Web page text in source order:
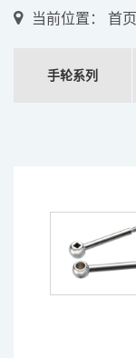
当前位置： 首页
手轮系列